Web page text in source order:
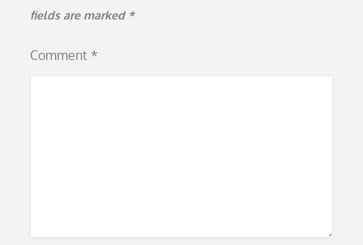
fields are marked *
Comment *